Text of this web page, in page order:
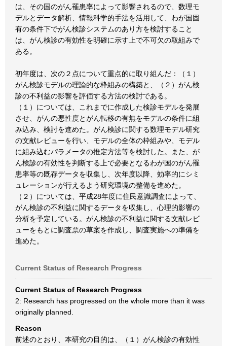
は、その国のがん罹患率によって影響されるので、数理モ
デルとデータ解析、情報科学的手法を活用して、わが国固
有の条件下でがん検診システムのあり方を検討すること
は、がん検診の有効性を明確に示す上で不可欠の取組みで
ある。
初年度は、次の２点について重点的に取り組んだ：（１）
がん検診モデルの理論的な枠組みの構築と、（２）がん検
診の不利益の影響を評価する方法の検討である。
（１）については、これまでに作成した検診モデルを発展
させ、がんの悪性度とがん転移の有無をモデルの条件に組
み込み、検討を進めた。がん検診に関する数理モデル研究
の文献レビューを行い、モデルの全体の枠組みや、モデル
に組み込むパラメータの推定方法等を検討した。また、が
ん検診の有効性を判断する上で必要となるわが国のがん罹
患率等の既存データを収集し、次年度以降、効率的にシミ
ュレーションが行えるよう研究環境の整備を進めた。
（２）については、平成28年度に住民意識調査によって、
がん検診の不利益に関するデータを収集し、心理的影響の
分析を予定している。がん検診の不利益に関する文献レビ
ューをもとに調査票の草案を作成し、調査実施への準備を
進めた。
Current Status of Research Progress
Current Status of Research Progress
2: Research has progressed on the whole more than it was
originally planned.
Reason
前述のとおり、本研究の目的は、（１）がん検診の有効性